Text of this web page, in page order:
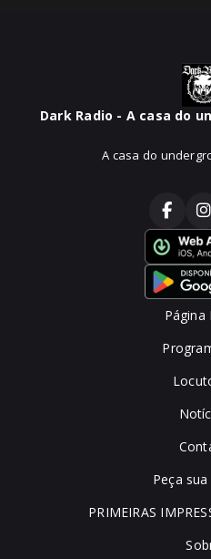
Dark Radio - A casa do
A casa do
Página
Peça
PRIMEIRAS